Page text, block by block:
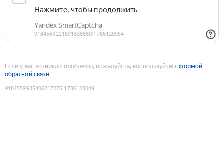
Если у вас возникли проблемы, пожалуйста, воспользуйтесьформой
обратной связи
9184559935406217275:1786128049